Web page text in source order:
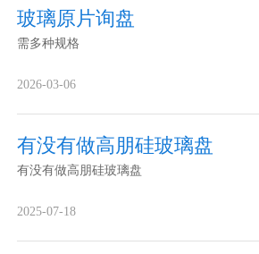
玻璃原片询盘
需多种规格
2026-03-06
有没有做高朋硅玻璃盘
有没有做高朋硅玻璃盘
2025-07-18